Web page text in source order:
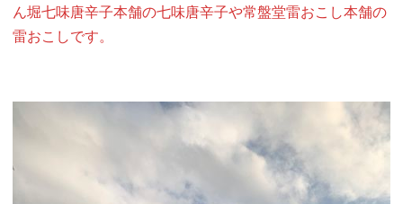
ん堀七味唐辛子本舗の七味唐辛子や常盤堂雷おこし本舗の
雷おこしです。